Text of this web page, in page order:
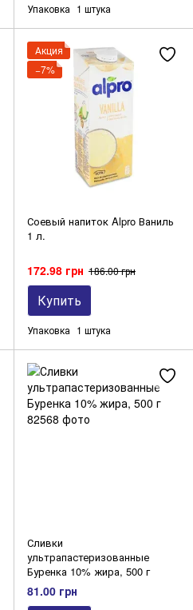
Упаковка 1 штука
Акция
−7%
Соевый напиток Alpro Ваниль
1 л.
172.98 грн 186.00 грн
Купить
Упаковка 1 штука
Сливки
ультрапастеризованные
Буренка 10% жира, 500 г
81.00 грн